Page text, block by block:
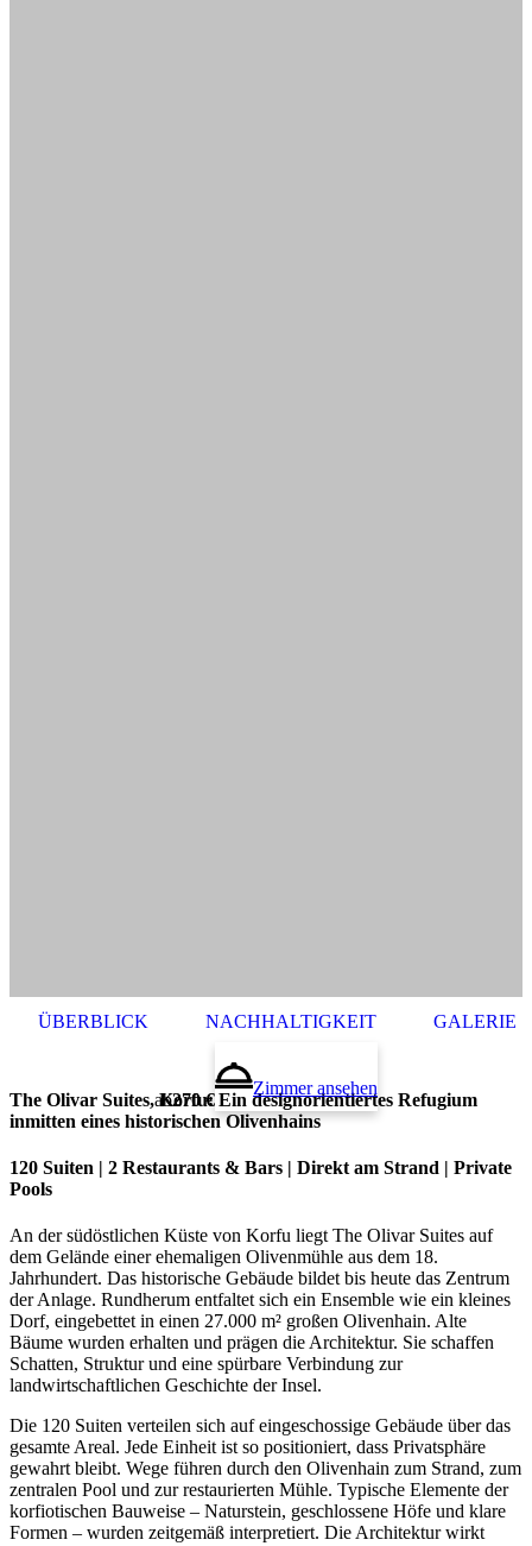
ÜBERBLICK NACHHALTIGKEIT GALERIE
ab270 €
Zimmer ansehen
The Olivar Suites, Korfu: Ein designorientiertes Refugium
inmitten eines historischen Olivenhains
120 Suiten | 2 Restaurants & Bars | Direkt am Strand | Private
Pools
An der südöstlichen Küste von Korfu liegt The Olivar Suites auf
dem Gelände einer ehemaligen Olivenmühle aus dem 18.
Jahrhundert. Das historische Gebäude bildet bis heute das Zentrum
der Anlage. Rundherum entfaltet sich ein Ensemble wie ein kleines
Dorf, eingebettet in einen 27.000 m² großen Olivenhain. Alte
Bäume wurden erhalten und prägen die Architektur. Sie schaffen
Schatten, Struktur und eine spürbare Verbindung zur
landwirtschaftlichen Geschichte der Insel.
Die 120 Suiten verteilen sich auf eingeschossige Gebäude über das
gesamte Areal. Jede Einheit ist so positioniert, dass Privatsphäre
gewahrt bleibt. Wege führen durch den Olivenhain zum Strand, zum
zentralen Pool und zur restaurierten Mühle. Typische Elemente der
korfiotischen Bauweise – Naturstein, geschlossene Höfe und klare
Formen – wurden zeitgemäß interpretiert. Die Architektur wirkt